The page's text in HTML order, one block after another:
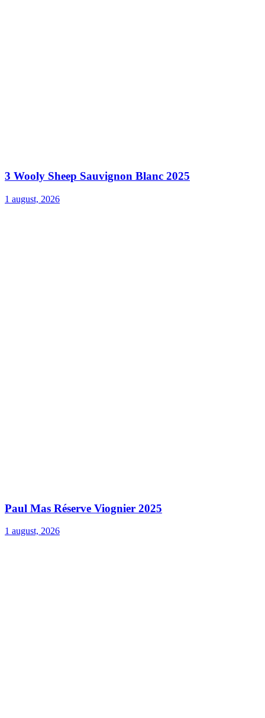
3 Wooly Sheep Sauvignon Blanc 2025
1 august, 2026
Paul Mas Réserve Viognier 2025
1 august, 2026